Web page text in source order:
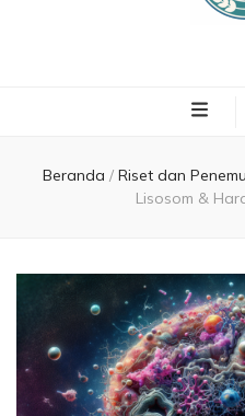
Beranda / Riset dan
Lisosom &